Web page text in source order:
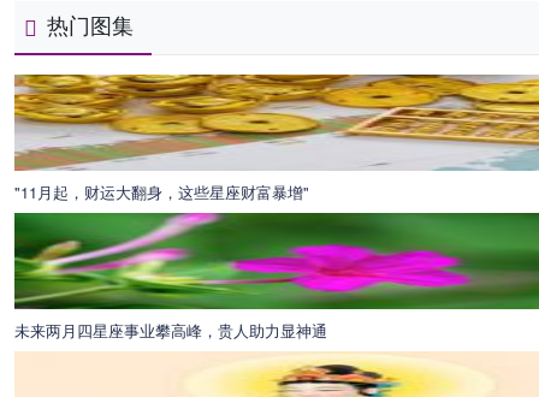
热门图集
"11月起，财运大翻身，这些星座财富暴增"
未来两月四星座事业攀高峰，贵人助力显神通